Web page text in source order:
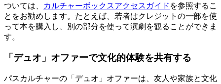
ついては、
カルチャーボックスアクセスガイド を参照するこ
とをお勧めします。たとえば、若者はクレジットの一部を使
って本を購入し、別の部分を使って演劇を観ることができま
す。
「デュオ」オファーで文化的体験を共有する
パスカルチャーの「デュオ」オファーは、友人や家族と文化